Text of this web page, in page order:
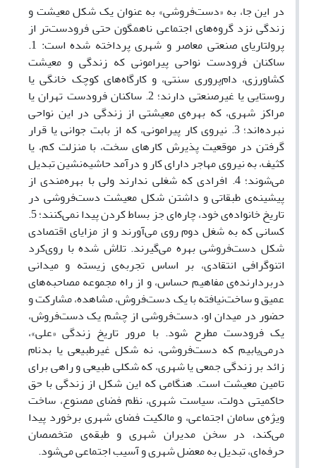
در این جا، به «دست‌فروشی» به عنوان یک شکل معیشت و
زندگی نزد گروه‌های اجتماعی ناهمگون حتی فرودست‌تر از
پرولتاریای صنعتی معاصر و شهری پرداخته شده است: 1.
ساکنان فرودست نواحی پیرامونی که زندگی و معیشت
کشاورزی، دام‌پروری سنتی، و کارگاه‌های کوچک خانگی یا
روستایی یا غیرصنعتی دارند؛ 2. ساکنان فرودست تهران یا
مراکز شهری، که بهره‌ی معیشتی از زندگی در این نواحی
نبرده‌اند؛ 3. نیروی کار پیرامونی، که از بابت جوانی یا قرار
گرفتن در موقعیت پذیرش کارهای سخت، با منزلت کم، یا
کثیف، به نیروی مهاجر دارای کار و درآمد حاشیه‌نشین تبدیل
می‌شوند؛ 4. افرادی که شغلی ندارند ولی با بهره‌مندی از
پیشینه‌ی طبقاتی و داشتن شکل معیشت دست‌فروشی در
تاریخ خانواده‌ی خود، چاره‌ای جز بساط کردن پیدا نمی‌کنند؛ 5.
کسانی که به شغل دوم روی می‌آورند و از مزایای اقتصادی
شکل دست‌فروشی بهره می‌گیرند. تلاش شده با روی‌کرد
اتنوگرافی انتقادی، بر اساس تجربه‌ی زیسته و میدانی
دربردارنده‌ی مفاهیم حساس، و از راه مجموعه مصاحبه‌های
عمیق و ساخت‌نیافته با یک دست‌فروش، مشاهده، مشارکت و
حضور در میدان او، دست‌فروشی از چشم یک دست‌فروش،
یک فرودست مطرح شود. با مرور تاریخ زندگی «علی»،
درمی‌یابیم که دست‌فروشی، نه شکل غیرطبیعی یا بدنام
زائد بر زندگی جمعی یا شهری، که شکلی طبیعی و راهی برای
تامین معیشت است. هنگامی که این شکل از زندگی با حق
حاکمیتی دولت، سیاست شهری، نظم فضای مصنوع، ساخت
ویژه‌ی سامان اجتماعی، و مالکیت فضای شهری برخورد پیدا
می‌کند، در سخن مدیران شهری و طبقه‌ی متخصصان
حرفه‌ای، تبدیل به معضل شهری و آسیب اجتماعی می‌شود.